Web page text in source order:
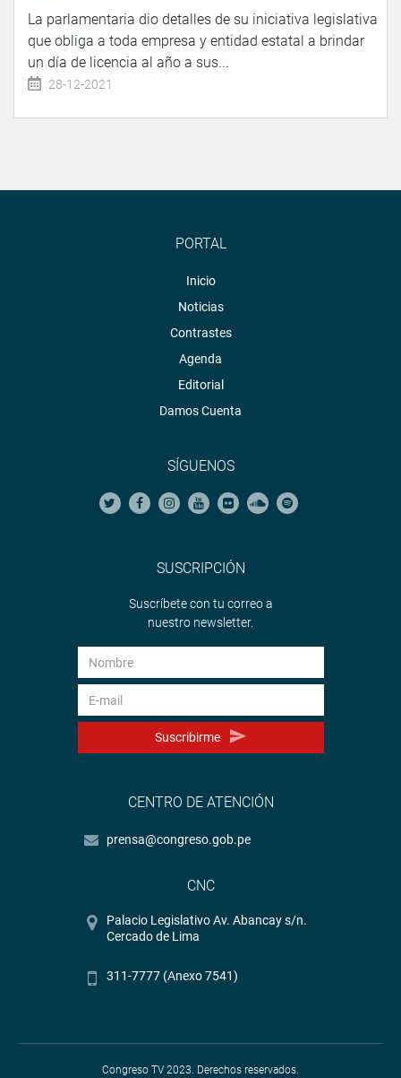
La parlamentaria dio detalles de su iniciativa legislativa
que obliga a toda empresa y entidad estatal a brindar
un día de licencia al año a sus...
28-12-2021
PORTAL
Inicio
Noticias
Contrastes
Agenda
Editorial
Damos Cuenta
SÍGUENOS
SUSCRIPCIÓN
Suscríbete con tu correo a
nuestro newsletter.
Suscribirme
CENTRO DE ATENCIÓN
prensa@congreso.gob.pe
CNC
Palacio Legislativo Av. Abancay s/n.
Cercado de Lima
311-7777 (Anexo 7541)
Congreso TV 2023. Derechos reservados.